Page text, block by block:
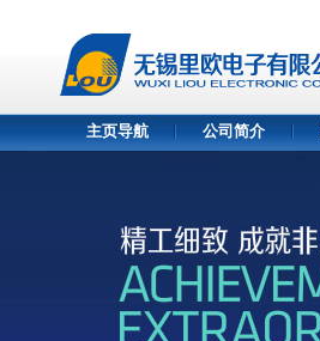
主页导航 公司简介